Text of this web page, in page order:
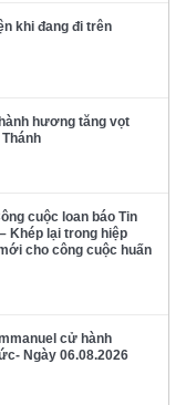
khi đang đi trên
hương tăng vọt
cuộc loan báo Tin
Khép lại trong hiệp
cho công cuộc huấn
cử hành
Ngày 06.08.2026